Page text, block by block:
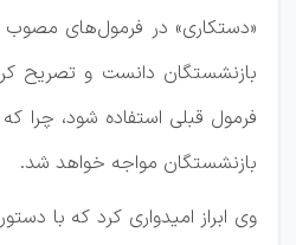
«دستکاری» در فرمول‌های
بازنشستگان دانست و تصریح
فرمول قبلی استفاده شود، چرا
بازنشستگان مواجه خواهد شد.
وی ابراز امیدواری کرد که با